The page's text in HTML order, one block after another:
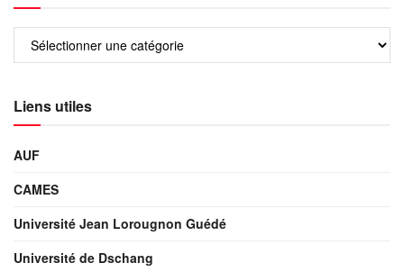
Liens utiles
AUF
CAMES
Université Jean Lorougnon Guédé
Université de Dschang